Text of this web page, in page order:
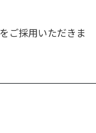
ご採用いただきま